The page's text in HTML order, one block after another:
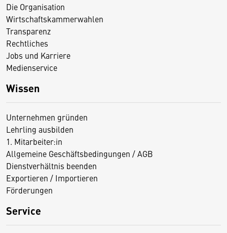
Die Organisation
Wirtschaftskammerwahlen
Transparenz
Rechtliches
Jobs und Karriere
Medienservice
Wissen
Unternehmen gründen
Lehrling ausbilden
1. Mitarbeiter:in
Allgemeine Geschäftsbedingungen / AGB
Dienstverhältnis beenden
Exportieren / Importieren
Förderungen
Service